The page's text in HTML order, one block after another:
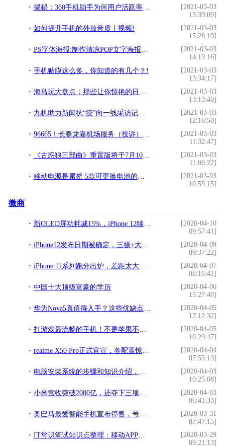
揭秘：360手机助手为何用户活跃率半年来直线提升！!
[2021-03-03
15:39:09]
如何提升手机的外放音质丨视频!
[2021-03-03
15:28:19]
PS字体海报:制作清凉POP文字海报图片!
[2021-03-03
14:13:16]
手机贴膜这么多，你知道的有几个？!
[2021-03-03
13:34:17]
海马玩大盘点：那些让你惊艳的日式AVG手游!
[2021-03-03
13:13:40]
九机助力新闻抗“疫”向一线采访记者提供口罩5000只!
[2021-03-03
12:16:50]
96665！长春龙嘉机场服务（投诉）电话今日启用！!
[2021-03-03
11:32:47]
《古惑狼三部曲》重置版将于7月10日登陆任天堂Switch!
[2021-03-03
11:06:22]
移动电源是累赘 5款可更换电池的手机推荐!
[2021-03-03
10:55:15]
微商
新OLED屏功耗减15%，iPhone 12续航有救了？
[2020-04-10
09:57:41]
iPhone12发布日期被确定，三摄+大电池+5G，价格感人
[2020-04-09
09:37:22]
iPhone 11系列跑分出炉，差距太大，安卓仍需努力
[2020-04-07
08:16:41]
中国十大顶级富豪的学历
[2020-04-06
15:27:40]
华为Nova5真值得入手？这些优缺点告诉你答案
[2020-04-05
17:12:32]
打游戏最流畅的手机！不是苹果不是华为，是均价两千的国产品牌
[2020-04-05
10:29:47]
realme X50 Pro正式官宣，各配置惊喜多多
[2020-04-04
07:55:13]
电脑安装系统的步骤和知识介绍，这些知识不懂您绝对不会装系统！
[2020-04-03
10:25:08]
小米营收突破2000亿，还夺下三项第一，比华为都优秀？
[2020-04-03
06:41:33]
奥巴马最爱智能手机宣布停售，号称是全球最安全，网友：血亏啊
[2020-03-31
07:47:15]
IT常识笔试知识点整理：移动APP、网红内容成产模式的差异
[2020-03-29
09:21:13]